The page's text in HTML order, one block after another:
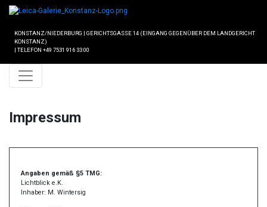
KONSTANZ/NIEDERBURG | GERICHTSGASSE 14 (EINGANG GEGENÜBER DEM LANDGERICHT
KONSTANZ)
| TELEFON +49 7531 916 33 00
Impressum
Angaben gemäß §5 TMG:
Lichtblick e.K.
Inhaber: M. Wintersig